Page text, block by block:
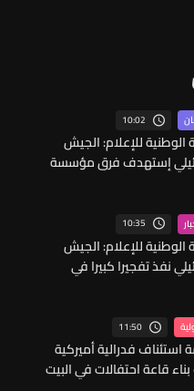
10:02
الوطنية للإعلام: الجيش
إستهدف فرق مؤسسة
10:35
الوطنية للإعلام: الجيش
الإسرائيلي نفذ تفجيرا كبيرا في
11:50
فدرالية أميركية
قاعة احتفالات في البيت